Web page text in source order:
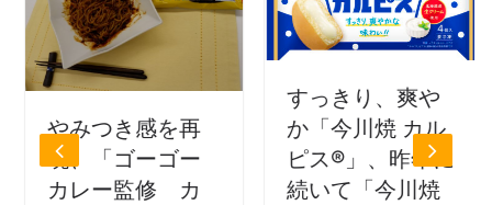
やみつき感を再
現、「ゴーゴー
カレー監修 カ
すっきり、爽や
か「今川焼 カル
ピス®」、昨年に
続いて「今川焼